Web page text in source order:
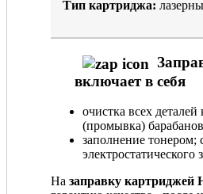
Тип картриджа:
включает в себя
очистка всех
(промывка)
заполнение тонером;
электростатического
На заправку картриджей